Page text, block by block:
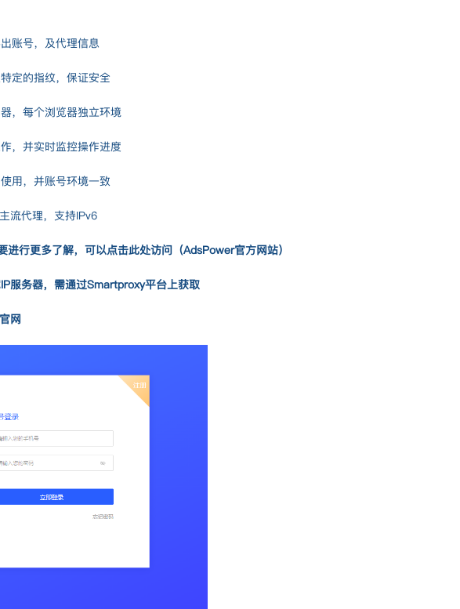
账号，及代理信息
定的指纹，保证安全
，每个浏览器独立环境
，并实时监控操作进度
用，并账号环境一致
流代理，支持IPv6
进行更多了解，可以点击此处访问（AdsPower官方网站）
服务器，需通过Smartproxy平台上获取
网